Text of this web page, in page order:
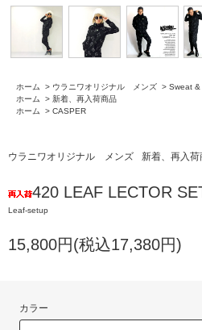
ホーム > ウラニワオリジナル メンズ > Sweat &
ホーム
> 新着、再入荷商品
ホーム
> CASPER
ウラニワオリジナル メンズ 新着、再入荷
420 LEAF LECTOR
Leaf-setup
15,800円(税込17,380円)
カラー